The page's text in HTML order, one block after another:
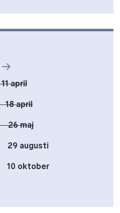
11 april
18 april
26 maj
29 augusti
10 oktober